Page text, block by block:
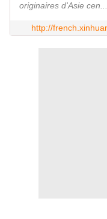
originaires d'Asie cen...
http://